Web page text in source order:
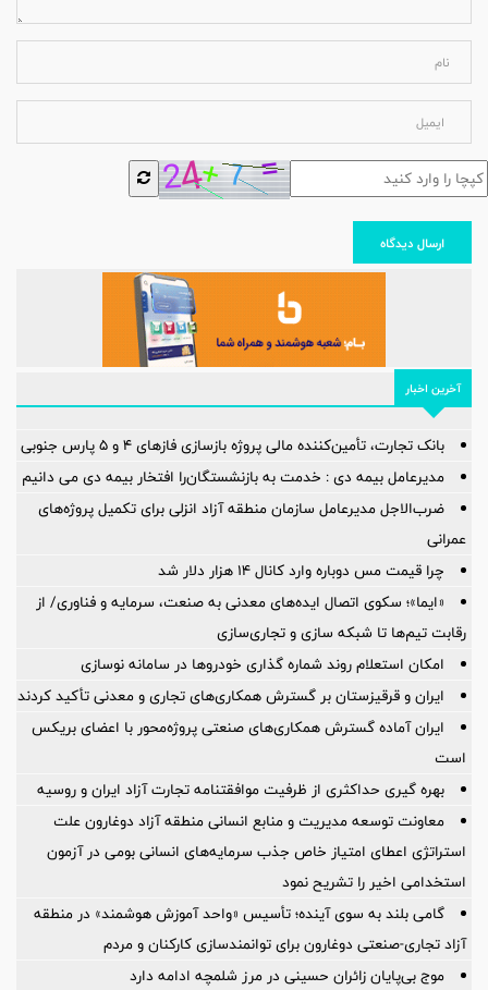
ارسال دیدگاه
آخرین اخبار
بانک تجارت، تأمین‌کننده مالی پروژه بازسازی فازهای ۴ و ۵ پارس جنوبی
مدیرعامل بیمه دی : خدمت به بازنشستگان‌را افتخار بیمه دی می دانیم
ضرب‌الاجل مدیرعامل سازمان منطقه آزاد انزلی برای تكمیل پروژه‌های
عمرانی
چرا قیمت مس دوباره وارد کانال ۱۴ هزار دلار شد
«ایما»؛ سکوی اتصال ایده‌های معدنی به صنعت، سرمایه و فناوری/ از
رقابت تیم‌ها تا شبکه سازی و تجاری‌سازی
امکان استعلام روند شماره گذاری خودروها در سامانه نوسازی
ایران و قرقیزستان بر گسترش همکاری‌های تجاری و معدنی تأکید کردند
ایران آماده گسترش همکاری‌های صنعتی پروژه‌محور با اعضای بریکس
است
بهره گیری حداکثری از ظرفیت موافقتنامه تجارت آزاد ایران و روسیه
معاونت توسعه مدیریت و منابع انسانی منطقه آزاد دوغارون علت
استراتژی اعطای امتیاز خاص جذب سرمایه‌های انسانی بومی در آزمون
استخدامی اخیر را تشریح نمود
گامی بلند به سوی آینده؛ تأسیس «واحد آموزش هوشمند» در منطقه
آزاد تجاری-صنعتی دوغارون برای توانمندسازی کارکنان و مردم
موج بی‌پایان زائران حسینی در مرز شلمچه ادامه دارد